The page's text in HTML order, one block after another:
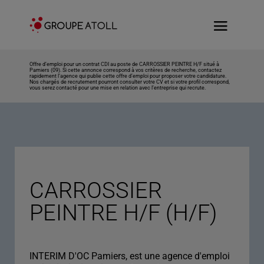
Offre d’emploi pour un contrat CDI au poste de CARROSSIER PEINTRE H/F situé à
Pamiers (09). Si cette annonce correspond à vos critères de recherche, contactez
rapidement l’agence qui publie cette offre d’emploi pour proposer votre candidature.
Nos chargés de recrutement pourront consulter votre CV et si votre profil correspond,
vous serez contacté pour une mise en relation avec l’entreprise qui recrute.
CARROSSIER
PEINTRE H/F (H/F)
INTERIM D'OC Pamiers, est une agence d'emploi